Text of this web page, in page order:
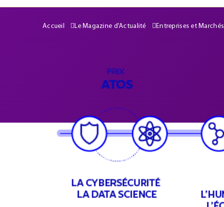
Accueil Le Magazine d'Actualité Entreprises et Marchés